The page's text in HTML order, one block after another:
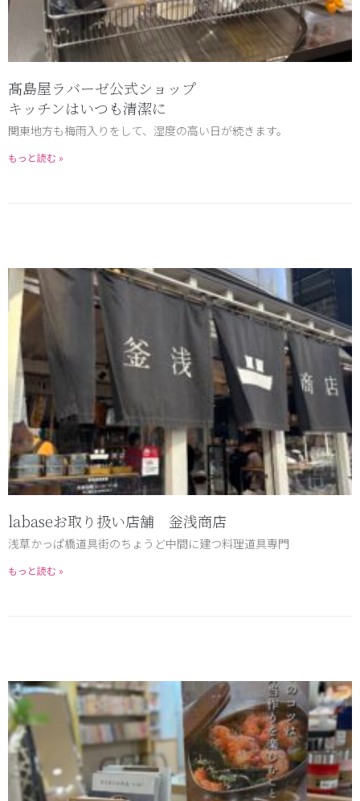
髙島屋ラバーゼ公式ショップ
キッチンはいつも清潔に
関東地方も梅雨入りをして、湿度の高い日が続きます。
もっと読む »
labaseお取り扱い店舗 釡浅商店
浅草かっぱ橋道具街のちょうど中間に建つ料理道具専門
もっと読む »